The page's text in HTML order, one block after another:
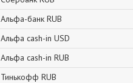
Альфа-банк RUB
Альфа cash-in USD
Альфа cash-in RUB
Тинькофф RUB